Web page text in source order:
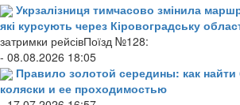
Укрзалізниця тимчасово змінила
які курсують через Кіровоградську
затримки рейсівПоїзд №128:
- 08.08.2026 18:05
Правило золотой середины: как
коляски и ее проходимостью